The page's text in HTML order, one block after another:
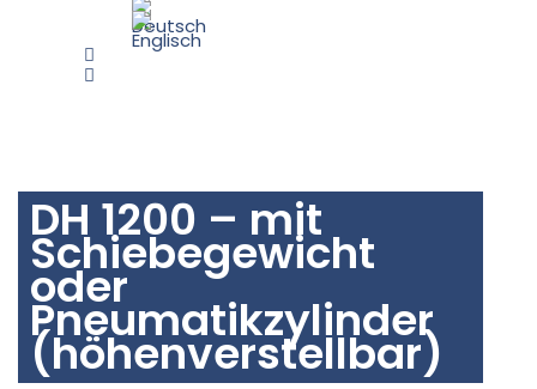
DH 1200 – mit
Schiebegewicht
oder
Pneumatikzylinder
(höhenverstellbar)